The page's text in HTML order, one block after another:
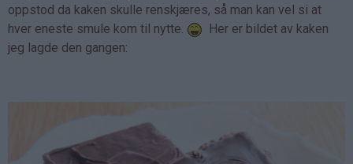
oppstod da kaken skulle renskjæres, så man kan vel si at
hver eneste smule kom til nytte.
Her er bildet av kaken
jeg lagde den gangen: